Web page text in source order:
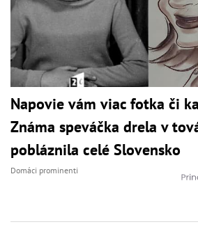
Napovie vám viac fotka či
Známa speváčka drela v
pobláznila celé Slovensko
Domáci prominenti